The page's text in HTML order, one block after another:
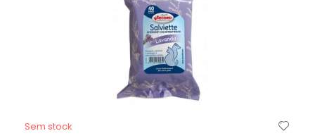
Sem stock